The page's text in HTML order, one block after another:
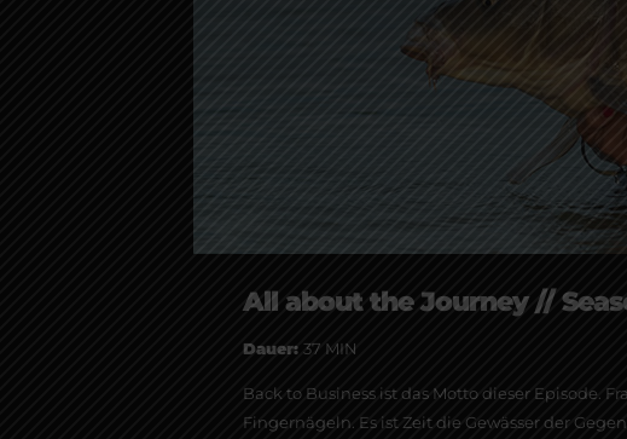
All about the Journey //
Dauer: 37 MIN
Back to Business ist das Motto dieser Episode.
Fingernägeln. Es ist Zeit die Gewässer der